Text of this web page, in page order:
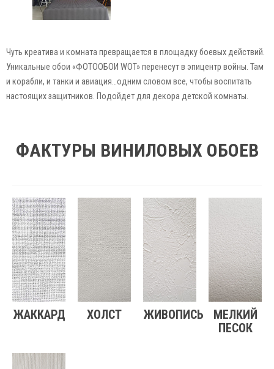
Чуть креатива и комната превращается в площадку боевых действий.
Уникальные обои «ФОТООБОИ WOT» перенесут в эпицентр войны. Там
и корабли, и танки и авиация…одним словом все, чтобы воспитать
настоящих защитников. Подойдет для декора детской комнаты.
ФАКТУРЫ ВИНИЛОВЫХ ОБОЕВ
ЖАККАРД ХОЛСТ ЖИВОПИСЬ
МЕЛКИЙ
ПЕСОК